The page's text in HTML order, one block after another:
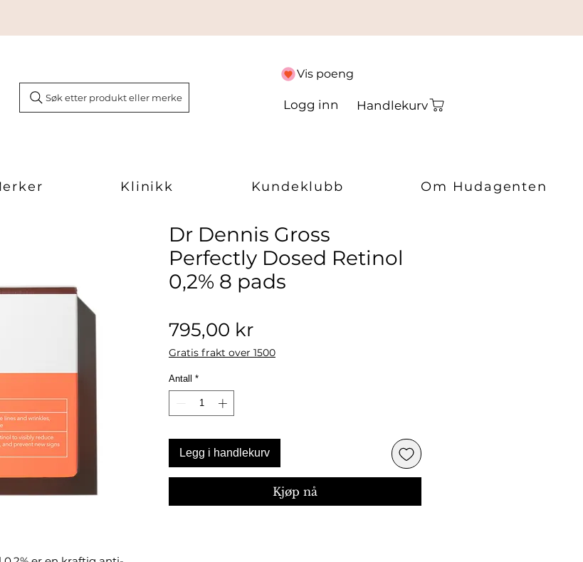
Søk etter produkt eller merke
Vis poeng
Logg inn Handlekurv
Klinikk Kundeklubb Om Hudagenten
Dr Dennis Gross
Perfectly Dosed Retinol
0,2% 8 pads
795,00 krPris
Gratis frakt over 1500
Antall *
Legg i handlekurv
Kjøp nå